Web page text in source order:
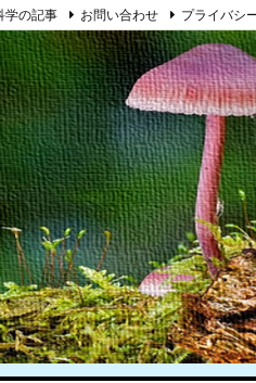
学の記事 お問い合わせ プライバシ